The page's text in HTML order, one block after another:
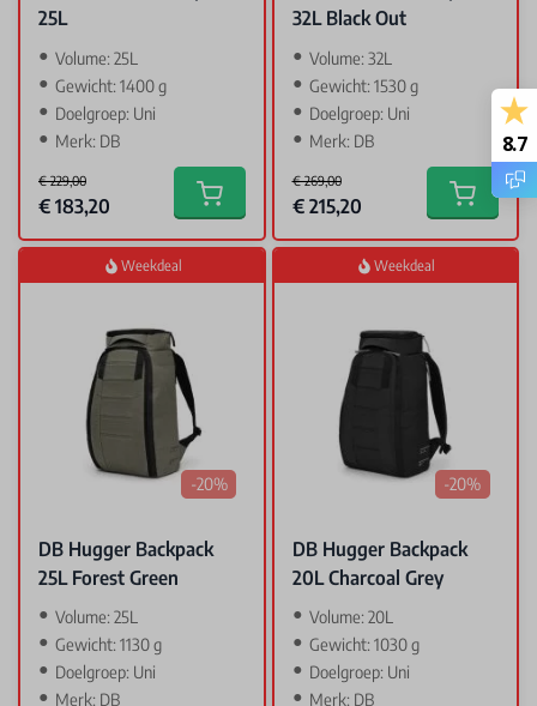
25L
Volume: 25L
Gewicht: 1400 g
Doelgroep: Uni
Merk: DB
€ 229,00
Special Price
€ 183,20 Add to cart
32L Black Out
Volume: 32L
Gewicht: 1530 g
Doelgroep: Uni
Merk: DB
€ 269,00
Special Price
€ 215,20 Add to
Weekdeal
-20%
DB Hugger Backpack
25L Forest Green
Volume: 25L
Gewicht: 1130 g
Doelgroep: Uni
Merk: DB
Weekdeal
-20%
DB Hugger Backpack
20L Charcoal Grey
Volume: 20L
Gewicht: 1030 g
Doelgroep: Uni
Merk: DB
8.7